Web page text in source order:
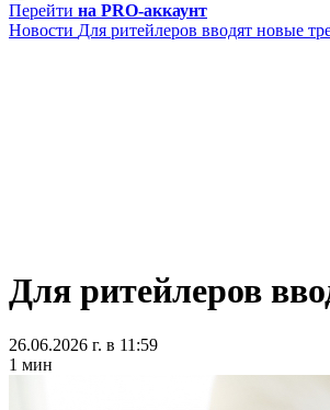
Перейти на PRO-аккаунт
Новости Для ритейлеров вводят новые
Для ритейлеров
26.06.2026 г. в 11:59
1 мин